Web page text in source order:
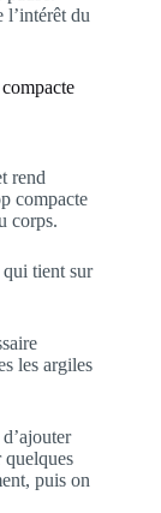
l’intérêt du
rend
compacte
corps.
tient sur
les argiles
quelques
puis on